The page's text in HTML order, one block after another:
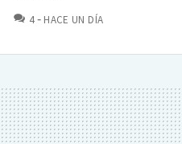
4 COMENTARIOS
HACE UN DÍA